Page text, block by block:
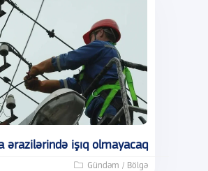
ərazilərində işıq olmayacaq
Gündəm / Bölgə